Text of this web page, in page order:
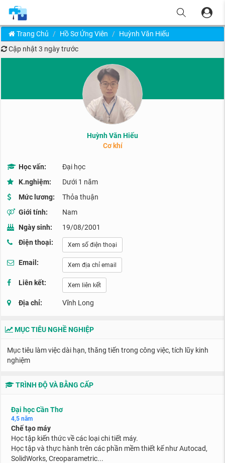
Trang Chủ Hồ Sơ Ứng Viên
Huỳnh Văn Hiếu
Cập nhật 3 ngày trước
Huỳnh Văn Hiếu
Cơ khí
Học vấn:
Đại học
K.nghiệm:
Dưới 1 năm
Mức lương:
Thỏa thuận
Giới tính:
Nam
Ngày sinh:
19/08/2001
Điện thoại:
Xem số điện thoại
Email: Xem địa chỉ email
Liên kết: Xem liên kết
Địa chỉ: Vĩnh Long
MỤC TIÊU NGHỀ NGHIỆP
Mục tiêu làm việc dài hạn, thăng tiến trong công việc, tích lũy kinh
nghiệm
TRÌNH ĐỘ VÀ BẰNG CẤP
Đại học Cần Thơ
4,5 năm
Chế tạo máy
Học tập kiến thức về các loại chi tiết máy.
Học tập và thực hành trên các phần mềm thiết kế như Autocad,
SolidWorks, Creoparametric...